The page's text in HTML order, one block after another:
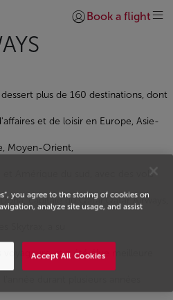
accueil
Se connecter |
Book a flight
plus de 160 destinations, dont
et de loisir en Europe, Asie-
Moyen-Orient,
et Amérique du sud, avec des vols
capitale du Qatar.Qatar Airways,
voyageurs, et a été élue meilleure
you agree to the storing of cookies on
analyze site usage, and assist
Accept All Cookies